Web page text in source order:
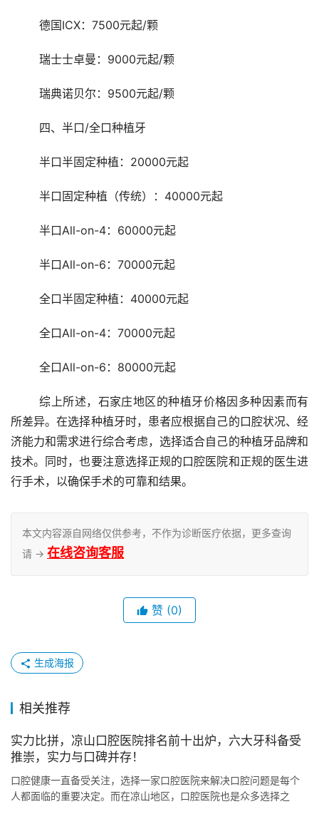
	德国ICX：7500元起/颗
	瑞士士卓曼：9000元起/颗
	瑞典诺贝尔：9500元起/颗
	四、半口/全口种植牙
	半口半固定种植：20000元起
	半口固定种植（传统）：40000元起
	半口All-on-4：60000元起
	半口All-on-6：70000元起
	全口半固定种植：40000元起
	全口All-on-4：70000元起
	全口All-on-6：80000元起
	综上所述，石家庄地区的种植牙价格因多种因素而有
所差异。在选择种植牙时，患者应根据自己的口腔状况、经
济能力和需求进行综合考虑，选择适合自己的种植牙品牌和
技术。同时，也要注意选择正规的口腔医院和正规的医生进
行手术，以确保手术的可靠和结果。
本文内容源自网络仅供参考，不作为诊断医疗依据，更多查询
请 → 在线咨询客服
赞 (0)
生成海报
相关推荐
实力比拼，凉山口腔医院排名前十出炉，六大牙科备受
推崇，实力与口碑并存！
口腔健康一直备受关注，选择一家口腔医院来解决口腔问题是每个
人都面临的重要决定。而在凉山地区，口腔医院也是众多选择之